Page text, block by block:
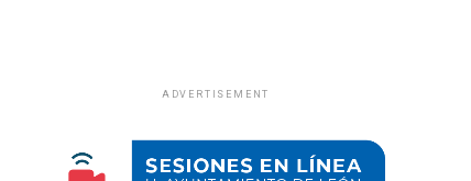
ADVERTISEMENT